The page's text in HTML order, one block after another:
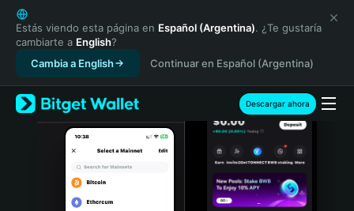
English
日本語
Tiếng Việt
Русский
Español (Latinoamérica)
Türkçe
Italiano
Estás viendo esta página en Español (Argentina). ¿Te gustaría
cambiarte a English?
Cambia a English
Continuar en Español (Argentina)
Descargar ahora